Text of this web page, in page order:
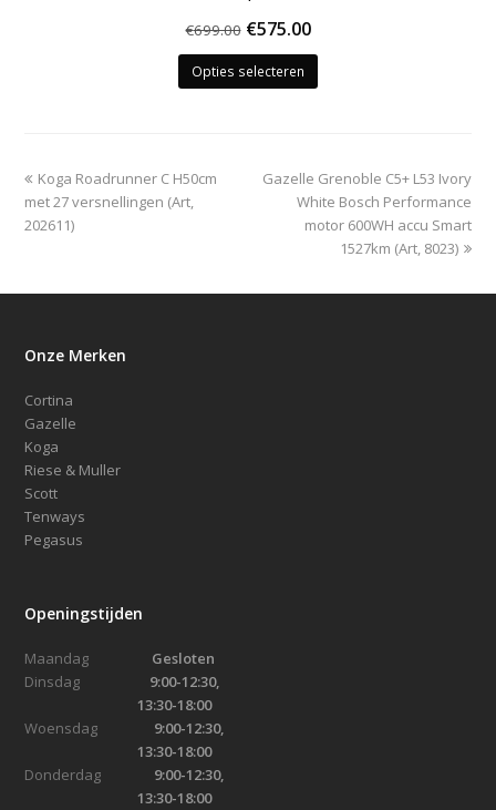
€699.00 Oorspronkelijke
prijs
was:
€575.00Huidige
prijs
is:
Opties selecteren
Dit
Deze
optie
kan
gekozen
previous
post:
Koga Roadrunner C H50cm
met 27 versnellingen (Art,
202611)
next
post:
Gazelle Grenoble C5+ L53 Ivory
White Bosch Performance
motor 600WH accu Smart
1527km (Art, 8023)
Onze Merken
Cortina
Gazelle
Koga
Riese & Muller
Scott
Tenways
Pegasus
Openingstijden
Maandag Gesloten
Dinsdag 9:00-12:30,
13:30-18:00
Woensdag
9:00-12:30,
13:30-18:00
Donderdag 9:00-12:30,
13:30-18:00